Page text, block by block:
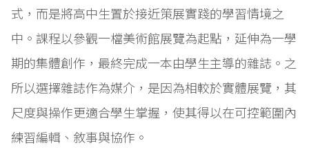
式，而是將高中生置於接近策展實踐的學習情境之
中。課程以參觀一檔美術館展覽為起點，延伸為一學
期的集體創作，最終完成一本由學生主導的雜誌。之
所以選擇雜誌作為媒介，是因為相較於實體展覽，其
尺度與操作更適合學生掌握，使其得以在可控範圍內
練習編輯、敘事與協作。